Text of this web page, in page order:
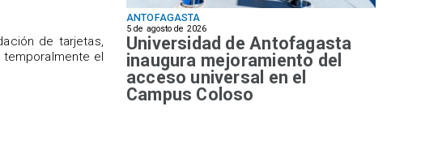
de tarjetas,
el
ANTOFAGASTA
5 de agosto de 2026
Universidad de Antofagasta
inaugura mejoramiento del
acceso universal en el
Campus Coloso